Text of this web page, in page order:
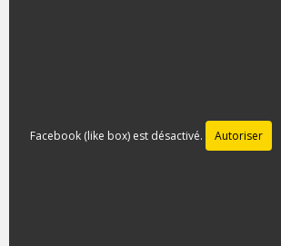
Facebook (like box) est désactivé. Autoriser